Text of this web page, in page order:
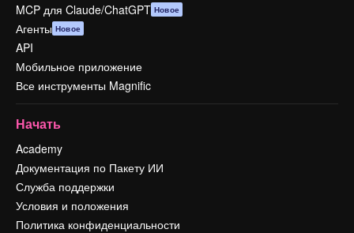
MCP для Claude/ChatGPT Новое
Агенты Новое
API
Мобильное приложение
Все инструменты Magnific
Начать
Academy
Документация по Пакету ИИ
Служба поддержки
Условия и положения
Политика конфиденциальности